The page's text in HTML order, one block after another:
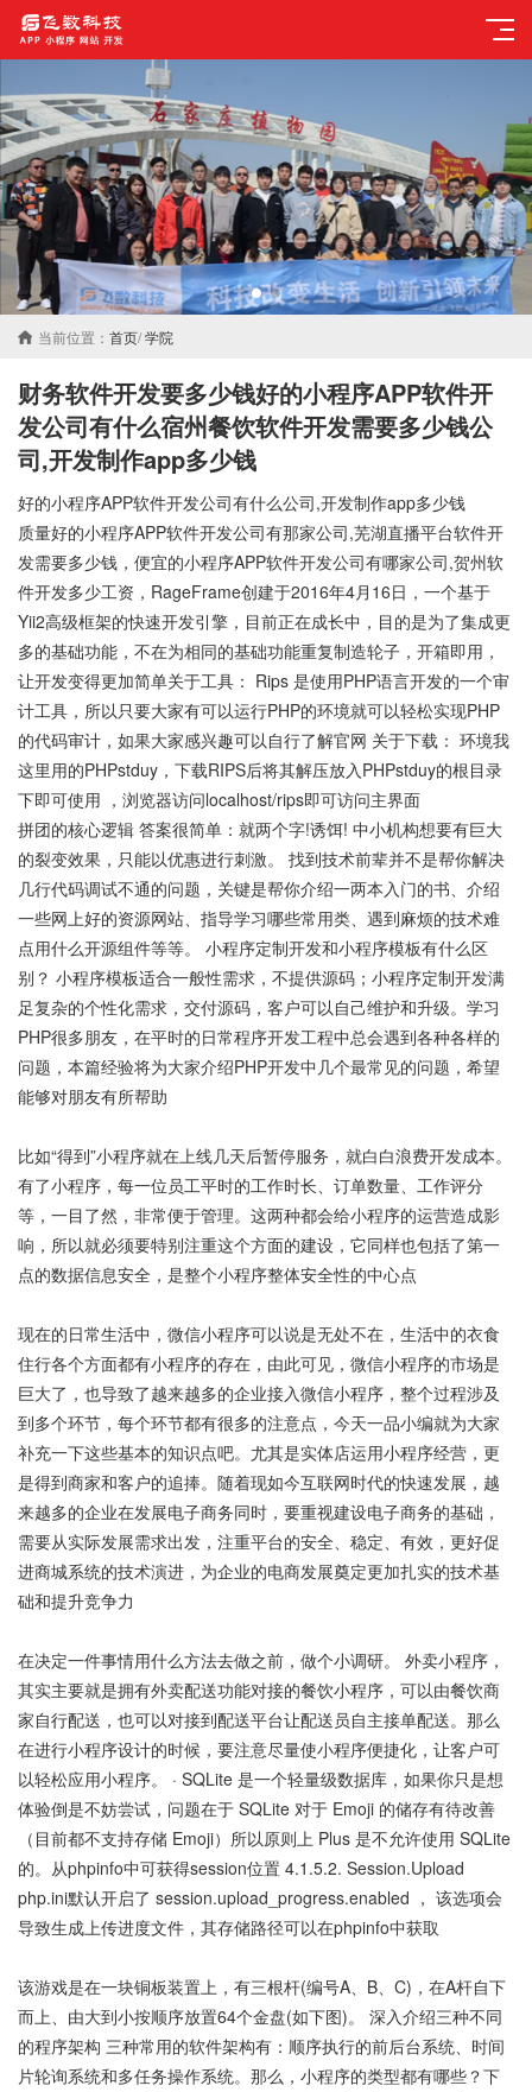
当前位置： 首页/学院
财务软件开发要多少钱好的小程序APP软件开
发公司有什么宿州餐饮软件开发需要多少钱公
司,开发制作app多少钱
好的小程序APP软件开发公司有什么公司,开发制作app多少钱
质量好的小程序APP软件开发公司有那家公司,芜湖直播平台软件开
发需要多少钱，便宜的小程序APP软件开发公司有哪家公司,贺州软
件开发多少工资，RageFrame创建于2016年4月16日，一个基于
Yii2高级框架的快速开发引擎，目前正在成长中，目的是为了集成更
多的基础功能，不在为相同的基础功能重复制造轮子，开箱即用，
让开发变得更加简单关于工具： Rips 是使用PHP语言开发的一个审
计工具，所以只要大家有可以运行PHP的环境就可以轻松实现PHP
的代码审计，如果大家感兴趣可以自行了解官网 关于下载： 环境我
这里用的PHPstduy，下载RIPS后将其解压放入PHPstduy的根目录
下即可使用 ，浏览器访问localhost/rips即可访问主界面
拼团的核心逻辑 答案很简单：就两个字!诱饵! 中小机构想要有巨大
的裂变效果，只能以优惠进行刺激。 找到技术前辈并不是帮你解决
几行代码调试不通的问题，关键是帮你介绍一两本入门的书、介绍
一些网上好的资源网站、指导学习哪些常用类、遇到麻烦的技术难
点用什么开源组件等等。 小程序定制开发和小程序模板有什么区
别？ 小程序模板适合一般性需求，不提供源码；小程序定制开发满
足复杂的个性化需求，交付源码，客户可以自己维护和升级。学习
PHP很多朋友，在平时的日常程序开发工程中总会遇到各种各样的
问题，本篇经验将为大家介绍PHP开发中几个最常见的问题，希望
能够对朋友有所帮助
比如“得到”小程序就在上线几天后暂停服务，就白白浪费开发成本。
有了小程序，每一位员工平时的工作时长、订单数量、工作评分
等，一目了然，非常便于管理。这两种都会给小程序的运营造成影
响，所以就必须要特别注重这个方面的建设，它同样也包括了第一
点的数据信息安全，是整个小程序整体安全性的中心点
现在的日常生活中，微信小程序可以说是无处不在，生活中的衣食
住行各个方面都有小程序的存在，由此可见，微信小程序的市场是
巨大了，也导致了越来越多的企业接入微信小程序，整个过程涉及
到多个环节，每个环节都有很多的注意点，今天一品小编就为大家
补充一下这些基本的知识点吧。尤其是实体店运用小程序经营，更
是得到商家和客户的追捧。随着现如今互联网时代的快速发展，越
来越多的企业在发展电子商务同时，要重视建设电子商务的基础，
需要从实际发展需求出发，注重平台的安全、稳定、有效，更好促
进商城系统的技术演进，为企业的电商发展奠定更加扎实的技术基
础和提升竞争力
在决定一件事情用什么方法去做之前，做个小调研。 外卖小程序，
其实主要就是拥有外卖配送功能对接的餐饮小程序，可以由餐饮商
家自行配送，也可以对接到配送平台让配送员自主接单配送。那么
在进行小程序设计的时候，要注意尽量使小程序便捷化，让客户可
以轻松应用小程序。 · SQLite 是一个轻量级数据库，如果你只是想
体验倒是不妨尝试，问题在于 SQLite 对于 Emoji 的储存有待改善
（目前都不支持存储 Emoji）所以原则上 Plus 是不允许使用 SQLite
的。从phpinfo中可获得session位置 4.1.5.2. Session.Upload
php.ini默认开启了 session.upload_progress.enabled ， 该选项会
导致生成上传进度文件，其存储路径可以在phpinfo中获取
该游戏是在一块铜板装置上，有三根杆(编号A、B、C)，在A杆自下
而上、由大到小按顺序放置64个金盘(如下图)。 深入介绍三种不同
的程序架构 三种常用的软件架构有：顺序执行的前后台系统、时间
片轮询系统和多任务操作系统。那么，小程序的类型都有哪些？下